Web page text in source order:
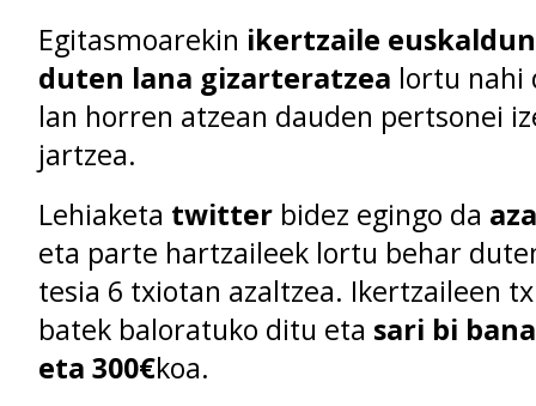
Egitasmoarekin ikertzaile
duten lana gizarteratzea lortu nahi
lan horren atzean dauden pertsonei
jartzea.
Lehiaketa twitter bidez egingo da
eta parte hartzaileek lortu behar
tesia 6 txiotan azaltzea. Ikertzaileen
batek baloratuko ditu eta sari bi
eta 300€koa.